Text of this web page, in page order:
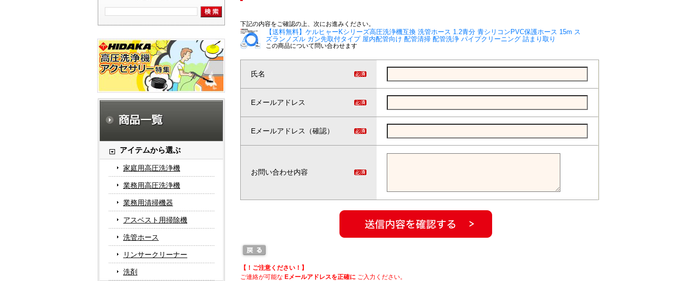
アイテムから選ぶ
家庭用高圧洗浄機
業務用高圧洗浄機
業務用清掃機器
アスベスト用掃除機
洗管ホース
リンサークリーナー
洗剤
下記の内容をご確認の上、次にお進みください。
【送料無料】ケルヒャーKシリーズ高圧洗浄機互換 洗管ホース 1.2青分 青シリコンPVC保護ホース 15m ス
ズランノズル ガン先取付タイプ 屋内配管向け 配管清掃 配管洗浄 パイプクリーニング 詰まり取り
この商品について問い合わせます
氏名
Eメールアドレス
Eメールアドレス（確認）
お問い合わせ内容
【！ご注意ください！】
ご連絡が可能な Eメールアドレスを正確に ご入力ください。